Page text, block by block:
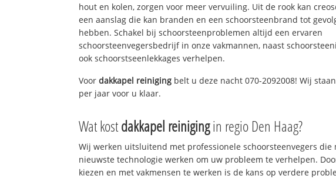
hout en kolen, zorgen voor meer vervuiling. Uit de rook kan
een aanslag die kan branden en een schoorsteenbrand tot
hebben. Schakel bij schoorsteenproblemen altijd een ervaren
schoorsteenvegersbedrijf in onze vakmannen, naast
ook schoorstseenlekkages verhelpen.
Voordakkapel reiniging belt u deze nacht 070-2092008! Wij
per jaar voor u klaar.
Wat kostdakkapel reinigingin regio Den Haag?
Wij werken uitsluitend met professionele schoorsteenvegers die
nieuwste technologie werken om uw probleem te verhelpen.
kiezen en met vakmensen te werken is de kans op verdere